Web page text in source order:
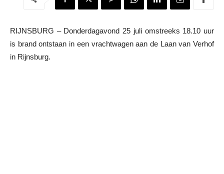
RIJNSBURG – Donderdagavond 25 juli omstreeks 18.10 uur
is brand ontstaan in een vrachtwagen aan de Laan van Verhof
in Rijnsburg.